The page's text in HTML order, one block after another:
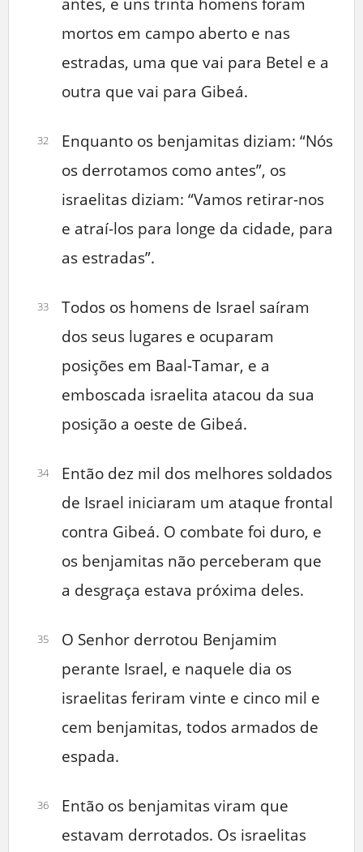
mortos em campo aberto e nas
estradas, uma que vai para Betel e a
outra que vai para Gibeá.
32
Enquanto os benjamitas diziam: “Nós
os derrotamos como antes”, os
israelitas diziam: “Vamos retirar-nos
e atraí-los para longe da cidade, para
as estradas”.
33
Todos os homens de Israel saíram
dos seus lugares e ocuparam
posições em Baal-Tamar, e a
emboscada israelita atacou da sua
posição a oeste de Gibeá.
34
Então dez mil dos melhores soldados
de Israel iniciaram um ataque frontal
contra Gibeá. O combate foi duro, e
os benjamitas não perceberam que
a desgraça estava próxima deles.
35
O Senhor derrotou Benjamim
perante Israel, e naquele dia os
israelitas feriram vinte e cinco mil e
cem benjamitas, todos armados de
espada.
36
Então os benjamitas viram que
estavam derrotados. Os israelitas